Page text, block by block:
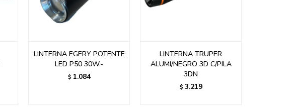
LINTERNA EGERY POTENTE
LED P50 30W.-
$ 1.084
LINTERNA TRUPER
ALUMI/NEGRO 3D C/PILA
3DN
$ 3.219